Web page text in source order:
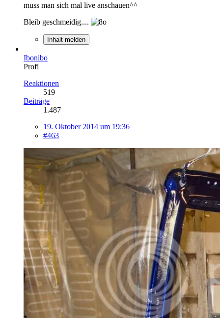
muss man sich mal live anschauen^^
Bleib geschmeidig....
Inhalt melden
Ibonibo
Profi
Reaktionen
519
Beiträge
1.487
19. Oktober 2014 um 19:36
#463